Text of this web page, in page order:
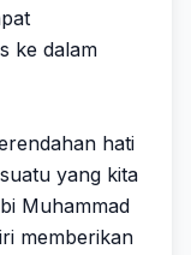
ke dalam
hati
yang kita
Muhammad
memberikan